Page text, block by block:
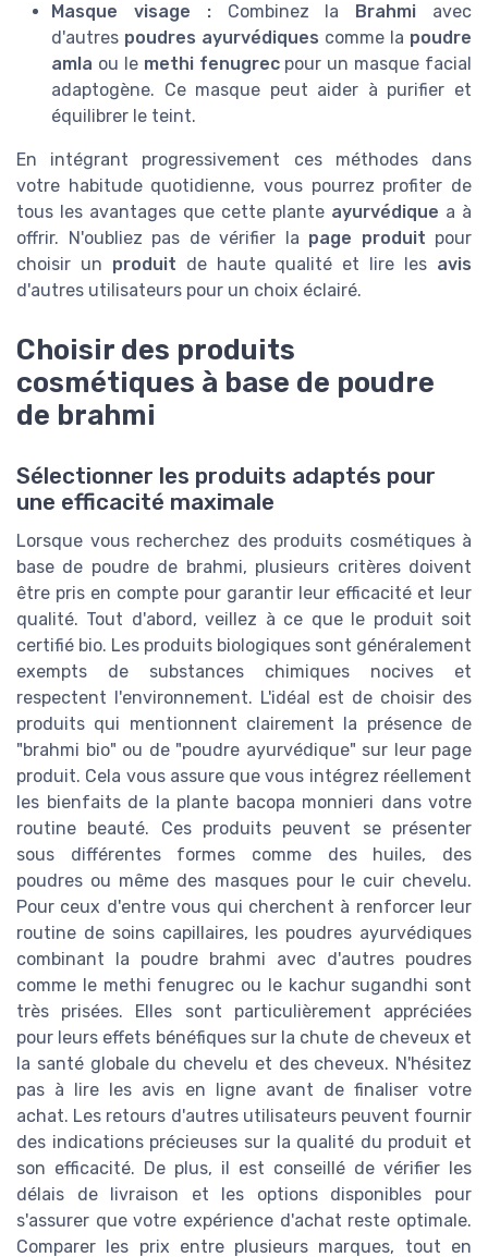
Masque visage :Combinez la Brahmi avec
d'autres poudres ayurvédiques comme la poudre
amla ou le methi fenugrecpour un masque facial
adaptogène. Ce masque peut aider à purifier et
équilibrer le teint.
En intégrant progressivement ces méthodes dans
votre habitude quotidienne, vous pourrez profiter de
tous les avantages que cette plante ayurvédique a à
offrir. N'oubliez pas de vérifier la page produit pour
choisir un produit de haute qualité et lire les avis
d'autres utilisateurs pour un choix éclairé.
Choisir des produits
cosmétiques à base de poudre
de brahmi
Sélectionner les produits adaptés pour
une efficacité maximale
Lorsque vous recherchez des produits cosmétiques à
base de poudre de brahmi, plusieurs critères doivent
être pris en compte pour garantir leur efficacité et leur
qualité. Tout d'abord, veillez à ce que le produit soit
certifié bio. Les produits biologiques sont généralement
exempts de substances chimiques nocives et
respectent l'environnement. L'idéal est de choisir des
produits qui mentionnent clairement la présence de
"brahmi bio" ou de "poudre ayurvédique" sur leur page
produit. Cela vous assure que vous intégrez réellement
les bienfaits de la plante bacopa monnieri dans votre
routine beauté. Ces produits peuvent se présenter
sous différentes formes comme des huiles, des
poudres ou même des masques pour le cuir chevelu.
Pour ceux d'entre vous qui cherchent à renforcer leur
routine de soins capillaires, les poudres ayurvédiques
combinant la poudre brahmi avec d'autres poudres
comme le methi fenugrec ou le kachur sugandhi sont
très prisées. Elles sont particulièrement appréciées
pour leurs effets bénéfiques sur la chute de cheveux et
la santé globale du chevelu et des cheveux. N'hésitez
pas à lire les avis en ligne avant de finaliser votre
achat. Les retours d'autres utilisateurs peuvent fournir
des indications précieuses sur la qualité du produit et
son efficacité. De plus, il est conseillé de vérifier les
délais de livraison et les options disponibles pour
s'assurer que votre expérience d'achat reste optimale.
Comparer les prix entre plusieurs marques, tout en